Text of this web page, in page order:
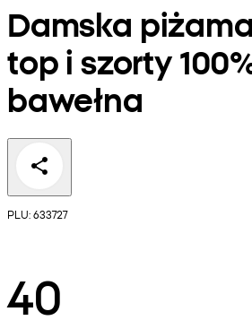
Damska
top i szorty
bawełna
PLU: 633727
40